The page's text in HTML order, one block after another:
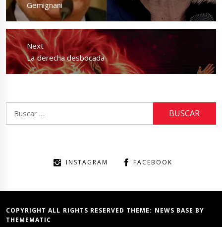
Gemignani
Next
Next
post:
La derecha desbocada
INSTAGRAM FACEBOOK
COPYRIGHT ALL RIGHTS RESERVED THEME: NEWS BASE BY
THEMEMATIC